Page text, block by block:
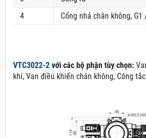
4
Cổng nhả chân không, G1
VTC3022-2 với các bộ phận tùy chọn:
khí, Van điều khiển chân không, Công